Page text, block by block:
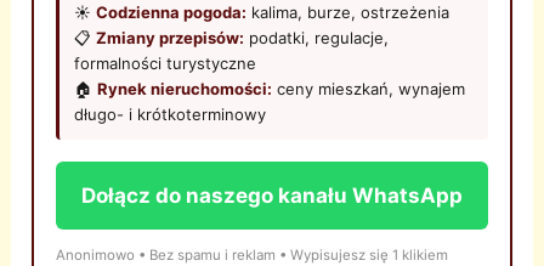
☀️Codzienna pogoda: kalima, burze, ostrzeżenia
📋Zmiany przepisów: podatki, regulacje,
formalności turystyczne
🏠Rynek nieruchomości: ceny mieszkań, wynajem
długo- i krótkoterminowy
Dołącz do naszego kanału WhatsApp
Anonimowo • Bez spamu i reklam • Wypisujesz się 1 klikiem